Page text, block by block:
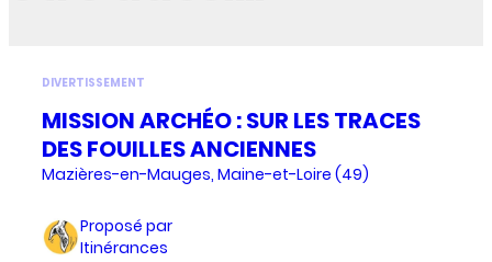
DIVERTISSEMENT
MISSION ARCHÉO : SUR LES TRACES
DES FOUILLES ANCIENNES
Mazières-en-Mauges, Maine-et-Loire (49)
Proposé par
Itinérances